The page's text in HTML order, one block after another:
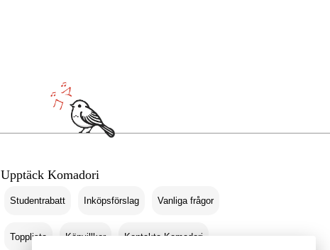
Upptäck Komadori
Studentrabatt Inköpsförslag Vanliga frågor
Topplista Köpvillkor Kontakta Komadori